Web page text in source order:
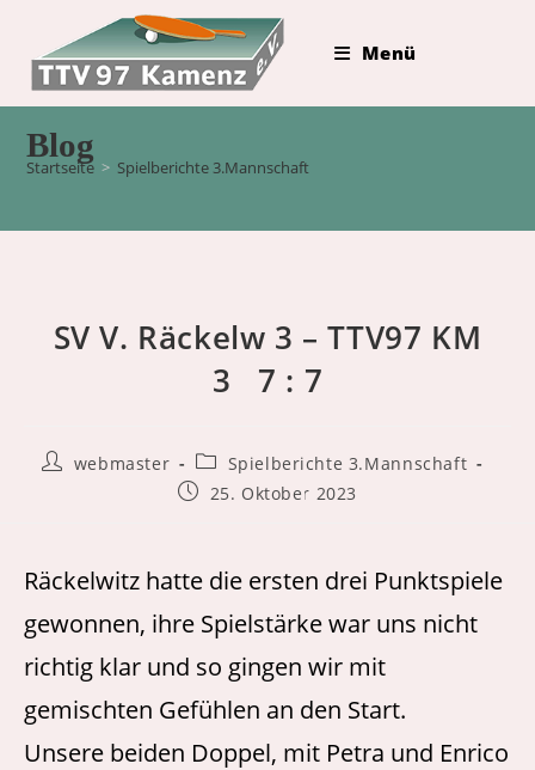
springen
Menü
Blog
Startseite > Spielberichte 3.Mannschaft
SV V. Räckelw 3 – TTV97 KM
3 7 : 7
Beitrags-
webmaster
Beitrags-
Kategorie:
Spielberichte 3.Mannschaft
Beitrag25. Oktober 2023
Räckelwitz hatte die ersten drei Punktspiele
gewonnen, ihre Spielstärke war uns nicht
richtig klar und so gingen wir mit
gemischten Gefühlen an den Start.
Unsere beiden Doppel, mit Petra und Enrico